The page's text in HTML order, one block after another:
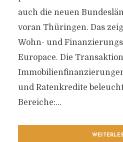
auch die neuen
voran Thüringen. Das
Wohn- und
Europace. Die
und Ratenkredite
Bereiche:...